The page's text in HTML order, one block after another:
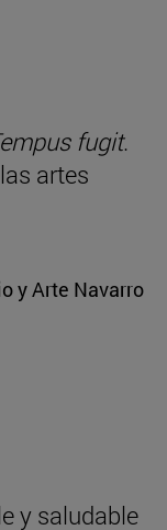
fugit.
artes
y Arte Navarro
y saludable